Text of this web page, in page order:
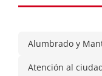
Alumbrado y
Atención al